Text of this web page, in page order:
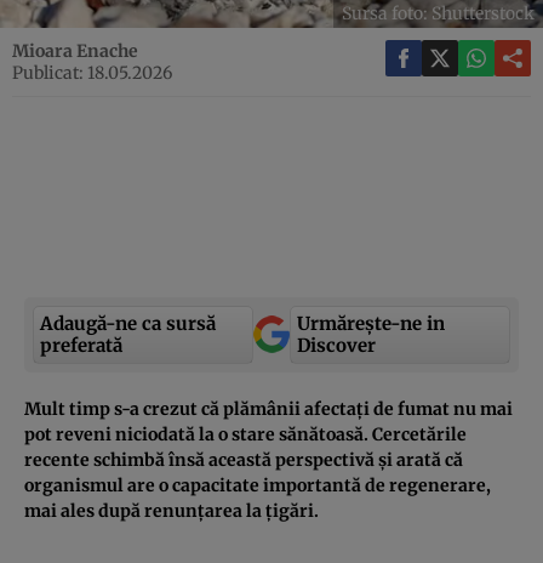
Sursa foto: Shutterstock
Mioara Enache
Publicat: 18.05.2026
Adaugă-ne ca sursă
preferată
Urmărește-ne in
Discover
Mult timp s-a crezut că plămânii afectați de fumat nu mai
pot reveni niciodată la o stare sănătoasă. Cercetările
recente schimbă însă această perspectivă și arată că
organismul are o capacitate importantă de regenerare,
mai ales după renunțarea la țigări.